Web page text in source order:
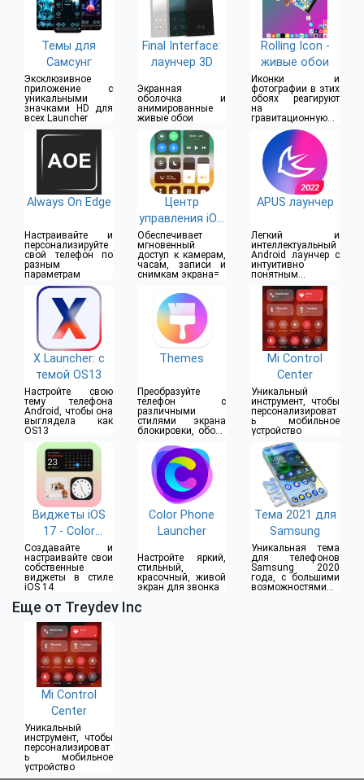
Темы для
Самсунг
Эксклюзивное
приложение с
уникальными
значками HD для
всех Launcher
Final Interface:
лаунчер 3D
Экранная
оболочка и
анимированные
живые обои
Rolling Icon -
живые обои
Иконки и
фотографии в этих
обоях реагируют
на
гравитационную
Always On Edge
Настраивайте и
персонализируйте
свой телефон по
разным
параметрам
Центр
управления iOS
15
Обеспечивает
мгновенный
доступ к камерам,
часам, записи и
снимкам экрана=
APUS лаунчер
Легкий и
интеллектуальный
Android лаунчер с
интуитивно
понятным
сервисом
X Launcher: с
темой OS13
Настройте ​свою
тему телефона
Android, чтобы она
выглядела как
OS13
Themes
Преобразуйте
телефон с
различными
стилями экрана
блокировки, обоев
Mi Control
Center
Уникальный
инструмент, чтобы
персонализироват
ь мобильное
устройство
Виджеты iOS
17 - Color
Widgets
Создавайте и
настраивайте свои
собственные
виджеты в стиле
iOS 14
Color Phone
Launcher
Настройте яркий,
стильный,
красочный, живой
экран для звонка
Тема 2021 для
Samsung
Уникальная тема
для телефонов
Samsung 2020
года, с большими
возможностями
Еще от Treydev Inc
Mi Control
Center
Уникальный
инструмент, чтобы
персонализироват
ь мобильное
устройство